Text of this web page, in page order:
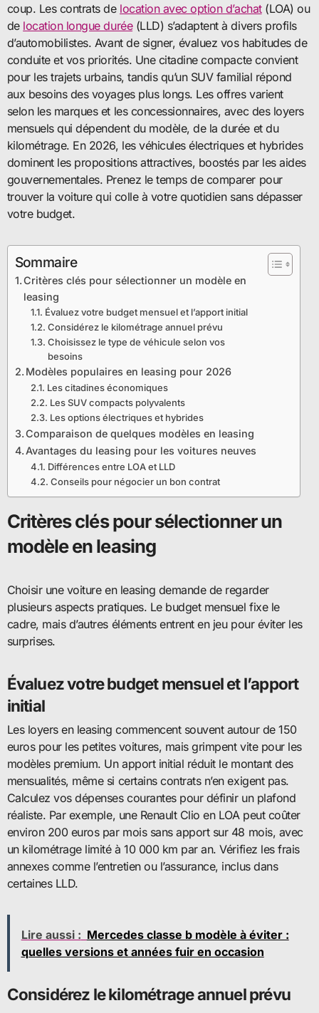
coup. Les contrats de location avec option d’achat(LOA) ou
de location longue durée(LLD) s’adaptent à divers profils
d’automobilistes. Avant de signer, évaluez vos habitudes de
conduite et vos priorités. Une citadine compacte convient
pour les trajets urbains, tandis qu’un SUV familial répond
aux besoins des voyages plus longs. Les offres varient
selon les marques et les concessionnaires, avec des loyers
mensuels qui dépendent du modèle, de la durée et du
kilométrage. En 2026, les véhicules électriques et hybrides
dominent les propositions attractives, boostés par les aides
gouvernementales. Prenez le temps de comparer pour
trouver la voiture qui colle à votre quotidien sans dépasser
votre budget.
Sommaire
Critères clés pour sélectionner un modèle en
leasing
Évaluez votre budget mensuel et l’apport initial
Considérez le kilométrage annuel prévu
Choisissez le type de véhicule selon vos
besoins
Modèles populaires en leasing pour 2026
Les citadines économiques
Les SUV compacts polyvalents
Les options électriques et hybrides
Comparaison de quelques modèles en leasing
Avantages du leasing pour les voitures neuves
Différences entre LOA et LLD
Conseils pour négocier un bon contrat
Critères clés pour sélectionner un
modèle en leasing
Choisir une voiture en leasing demande de regarder
plusieurs aspects pratiques. Le budget mensuel fixe le
cadre, mais d’autres éléments entrent en jeu pour éviter les
surprises.
Évaluez votre budget mensuel et l’apport
initial
Les loyers en leasing commencent souvent autour de 150
euros pour les petites voitures, mais grimpent vite pour les
modèles premium. Un apport initial réduit le montant des
mensualités, même si certains contrats n’en exigent pas.
Calculez vos dépenses courantes pour définir un plafond
réaliste. Par exemple, une Renault Clio en LOA peut coûter
environ 200 euros par mois sans apport sur 48 mois, avec
un kilométrage limité à 10 000 km par an. Vérifiez les frais
annexes comme l’entretien ou l’assurance, inclus dans
certaines LLD.
Lire aussi : Mercedes classe b modèle à éviter :
quelles versions et années fuir en occasion
Considérez le kilométrage annuel prévu